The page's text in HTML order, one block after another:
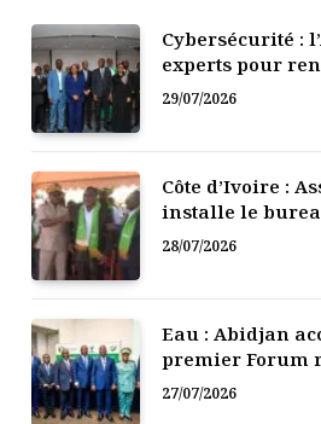
Cybersécurité :
experts pour
numérique de la
29/07/2026
Côte d’Ivoire :
installe le
mutuelle de
28/07/2026
Eau : Abidjan
premier Forum
l’Afrique de
27/07/2026